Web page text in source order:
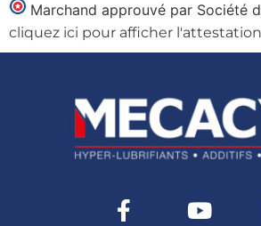
Marchand approuvé par Société
cliquez ici pour afficher l'attestation